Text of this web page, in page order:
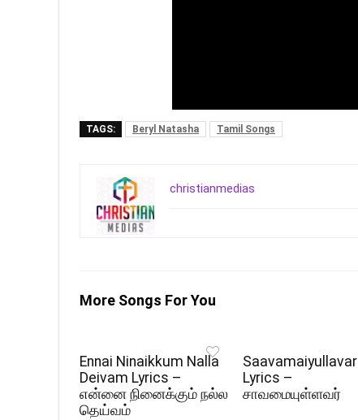
TAGS: Beryl Natasha Tamil Songs
christianmedias
More Songs For You
Ennai Ninaikkum Nalla
Deivam Lyrics –
என்னை நினைக்கும் நல்ல
தெய்வம்
Saavamaiyullavar
Lyrics –
சாவமையுள்ளவர்